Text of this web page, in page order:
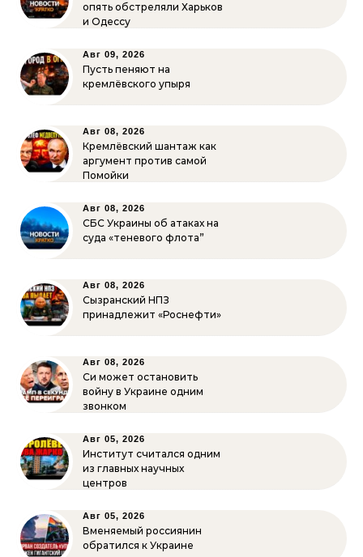
опять обстреляли Харьков
и Одессу
Авг 09, 2026
Пусть пеняют на
кремлёвского упыря
Авг 08, 2026
Кремлёвский шантаж как
аргумент против самой
Помойки
Авг 08, 2026
СБС Украины об атаках на
суда «теневого флота”
Авг 08, 2026
Сызранский НПЗ
принадлежит «Роснефти»
Авг 08, 2026
Си может остановить
войну в Украине одним
звонком
Авг 05, 2026
Институт считался одним
из главных научных
центров
Авг 05, 2026
Вменяемый россиянин
обратился к Украине